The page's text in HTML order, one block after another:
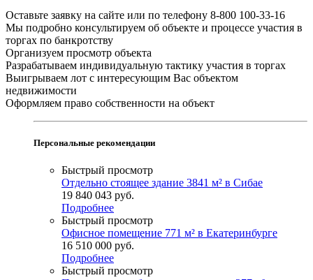
Оставьте заявку на сайте или по телефону 8-800 100-33-16
Мы подробно консультируем об объекте и процессе участия в
торгах по банкротству
Организуем просмотр объекта
Разрабатываем индивидуальную тактику участия в торгах
Выигрываем лот с интересующим Вас объектом
недвижимости
Оформляем право собственности на объект
Персональные рекомендации
Быстрый просмотр
Отдельно стоящее здание 3841 м² в Сибае
19 840 043 руб.
Подробнее
Быстрый просмотр
Офисное помещение 771 м² в Екатеринбурге
16 510 000 руб.
Подробнее
Быстрый просмотр